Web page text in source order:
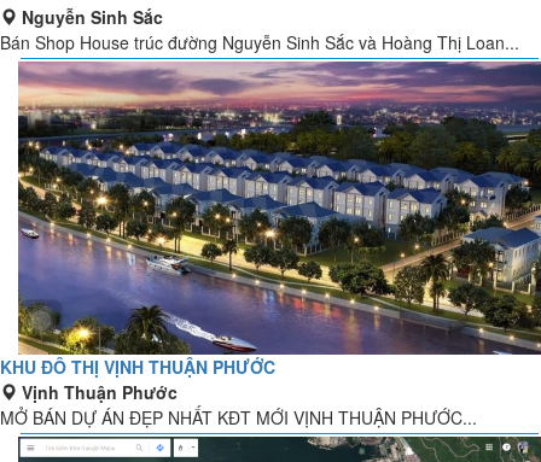
Nguyễn Sinh Sắc
Bán Shop House trúc đường Nguyễn Sinh Sắc và Hoàng Thị Loan...
KHU ĐÔ THỊ VỊNH THUẬN PHƯỚC
Vịnh Thuận Phước
MỞ BÁN DỰ ÁN ĐẸP NHẤT KĐT MỚI VỊNH THUẬN PHƯỚC...